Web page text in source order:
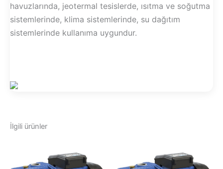
havuzlarında, jeotermal tesislerde, ısıtma ve soğutma
sistemlerinde, klima sistemlerinde, su dağıtım
sistemlerinde kullanıma uygundur.
İlgili ürünler